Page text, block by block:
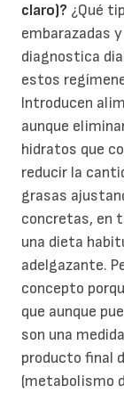
claro)? ¿Qué
embarazadas
diagnostica
estos
Introducen
aunque
hidratos que
reducir la
grasas
concretas, en
una dieta
adelgazante.
concepto
que aunque
son una
producto final
(metabolismo